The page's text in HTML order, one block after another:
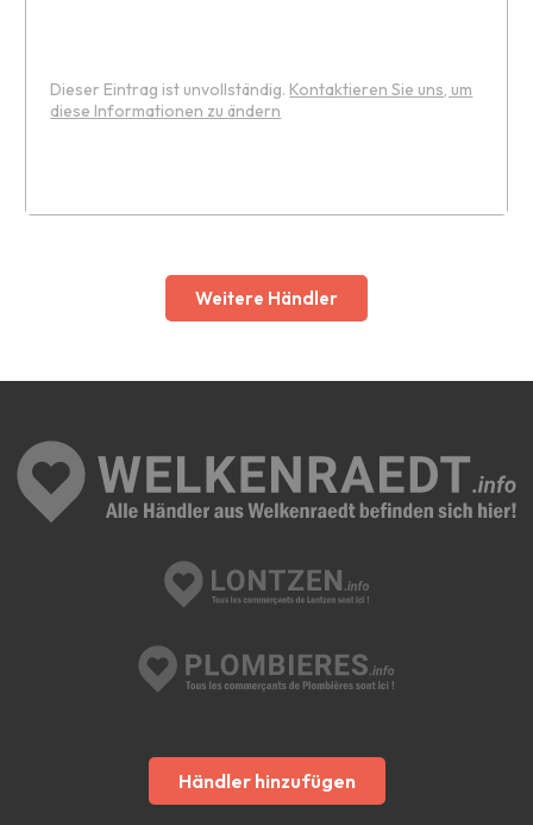
Dieser Eintrag ist unvollständig. Kontaktieren Sie uns, um
diese Informationen zu ändern
Weitere Händler
Händler hinzufügen